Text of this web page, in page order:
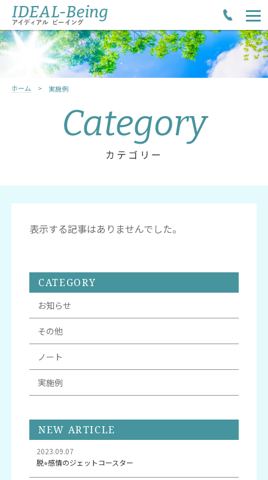
ホーム 実施例
Category
カテゴリー
表示する記事はありませんでした。
CATEGORY
お知らせ
その他
ノート
実施例
NEW ARTICLE
2023.09.07
脱⭐︎感情のジェットコースター